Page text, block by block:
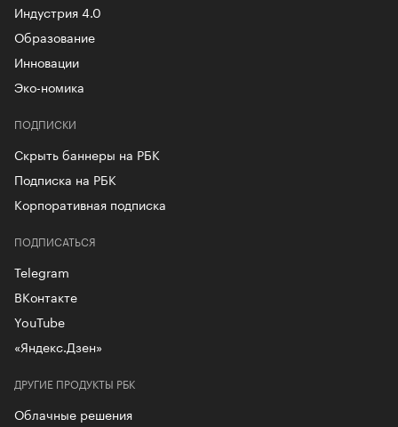
Индустрия 4.0
Образование
Инновации
Эко-номика
ПОДПИСКИ
Скрыть баннеры на РБК
Подписка на РБК
Корпоративная подписка
ДРУГИЕ ПРОДУКТЫ РБК
Облачные решения
ПОДПИСАТЬСЯ
Telegram
ВКонтакте
YouTube
«Яндекс.Дзен»